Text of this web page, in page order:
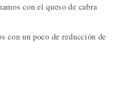
con el queso de cabra
con un poco de reducción de